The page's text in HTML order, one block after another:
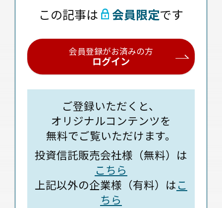
この記事は 会員限定です
会員登録がお済みの方
ログイン
ご登録いただくと、
オリジナルコンテンツを
無料でご覧いただけます。
投資信託販売会社様（無料）は
こちら
上記以外の企業様（有料）はこ
ちら